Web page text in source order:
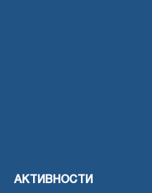
АКТИВНОСТИ